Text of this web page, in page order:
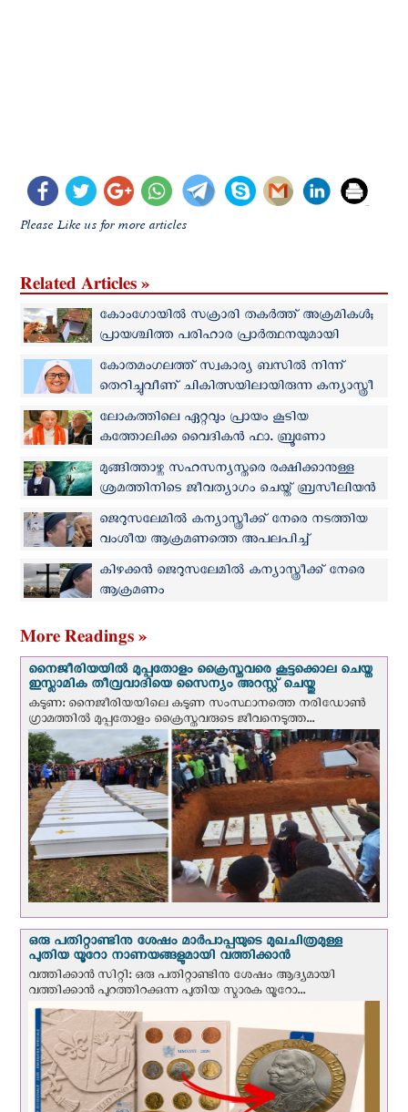
Please Like us for more articles
Related Articles »
കോംഗോയിൽ സക്രാരി തകര്‍ത്ത് അക്രമികള്‍;
പ്രായശ്ചിത്ത പരിഹാര പ്രാര്‍ത്ഥനയുമായി
സഭാനേതൃത്വം
കോതമംഗലത്ത് സ്വകാര്യ ബസിൽ നിന്ന്
തെറിച്ചുവീണ് ചികിത്സയിലായിരുന്ന കന്യാസ്ത്രീ
മരിച്ചു
ലോകത്തിലെ ഏറ്റവും പ്രായം കൂടിയ
കത്തോലിക്ക വൈദികൻ ഫാ. ബ്രൂണോ
വിടവാങ്ങി
മുങ്ങിത്താഴ്ന്ന സഹസന്യസ്തരെ രക്ഷിക്കാനുള്ള
ശ്രമത്തിനിടെ ജീവത്യാഗം ചെയ്ത് ബ്രസീലിയൻ
കന്യാസ്ത്രീ
ജെറുസലേമില്‍ കന്യാസ്ത്രീക്ക് നേരെ നടത്തിയ
വംശീയ ആക്രമണത്തെ അപലപിച്ച്
പാത്രിയാര്‍ക്കേറ്റ്
കിഴക്കന്‍ ജെറുസലേമിൽ കന്യാസ്ത്രീക്ക് നേരെ
ആക്രമണം
More Readings »
നൈജീരിയയില്‍ മുപ്പതോളം ക്രൈസ്തവരെ കൂട്ടക്കൊല ചെയ്ത
ഇസ്ലാമിക തീവ്രവാദിയെ സൈന്യം അറസ്റ്റ് ചെയ്തു
കടുണ: നൈജീരിയയിലെ കടുണ സംസ്ഥാനത്തെ നരിഡോൺ
ഗ്രാമത്തിൽ മുപ്പതോളം ക്രൈസ്തവരുടെ ജീവനെടുത്ത...
ഒരു പതിറ്റാണ്ടിനു ശേഷം മാർപാപ്പയുടെ മുഖചിത്രമുള്ള
പുതിയ യൂറോ നാണയങ്ങളുമായി വത്തിക്കാന്‍
വത്തിക്കാന്‍ സിറ്റി: ഒരു പതിറ്റാണ്ടിനു ശേഷം ആദ്യമായി
വത്തിക്കാൻ പുറത്തിറക്കുന്ന പുതിയ സ്മാരക യൂറോ...